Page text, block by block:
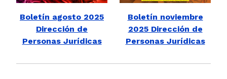
Boletín agosto 2025
Dirección de
Personas Jurídicas
Boletín noviembre
2025 Dirección de
Personas Jurídicas